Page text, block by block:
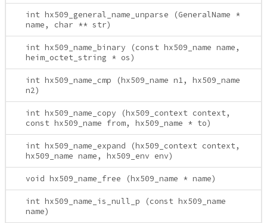
int hx509_general_name_unparse (GeneralName *
name, char ** str)
int hx509_name_binary (const hx509_name name,
heim_octet_string * os)
int hx509_name_cmp (hx509_name n1, hx509_name
n2)
int hx509_name_copy (hx509_context context,
const hx509_name from, hx509_name * to)
int hx509_name_expand (hx509_context context,
hx509_name name, hx509_env env)
void hx509_name_free (hx509_name * name)
int hx509_name_is_null_p (const hx509_name
name)